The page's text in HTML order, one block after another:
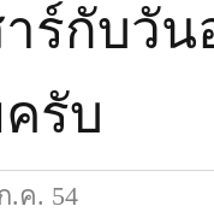
าร์กับวั
รับ
.ค. 54